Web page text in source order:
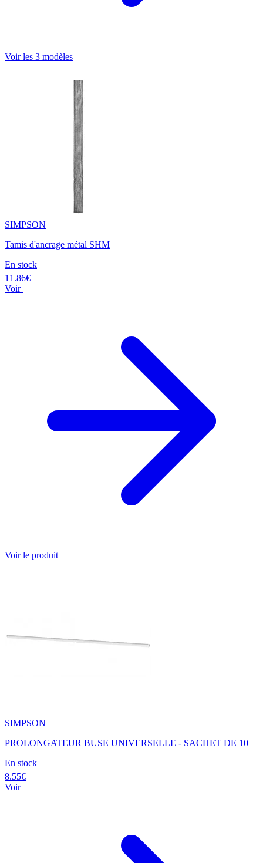
Voir les 3 modèles
SIMPSON
Tamis d'ancrage métal SHM
En stock
11.86€
Voir
Voir le produit
SIMPSON
PROLONGATEUR BUSE UNIVERSELLE - SACHET DE 10
En stock
8.55€
Voir